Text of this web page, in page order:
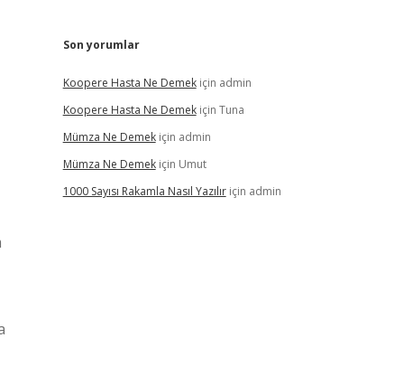
Son yorumlar
Koopere Hasta Ne Demekiçin admin
Koopere Hasta Ne Demekiçin Tuna
Mümza Ne Demekiçin admin
Mümza Ne Demekiçin Umut
1000 Sayısı Rakamla Nasıl Yazılıriçin admin